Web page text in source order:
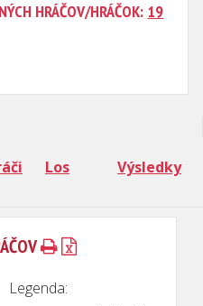
HRÁČOV/HRÁČOK: 19
Los
Výsledky
Legenda: